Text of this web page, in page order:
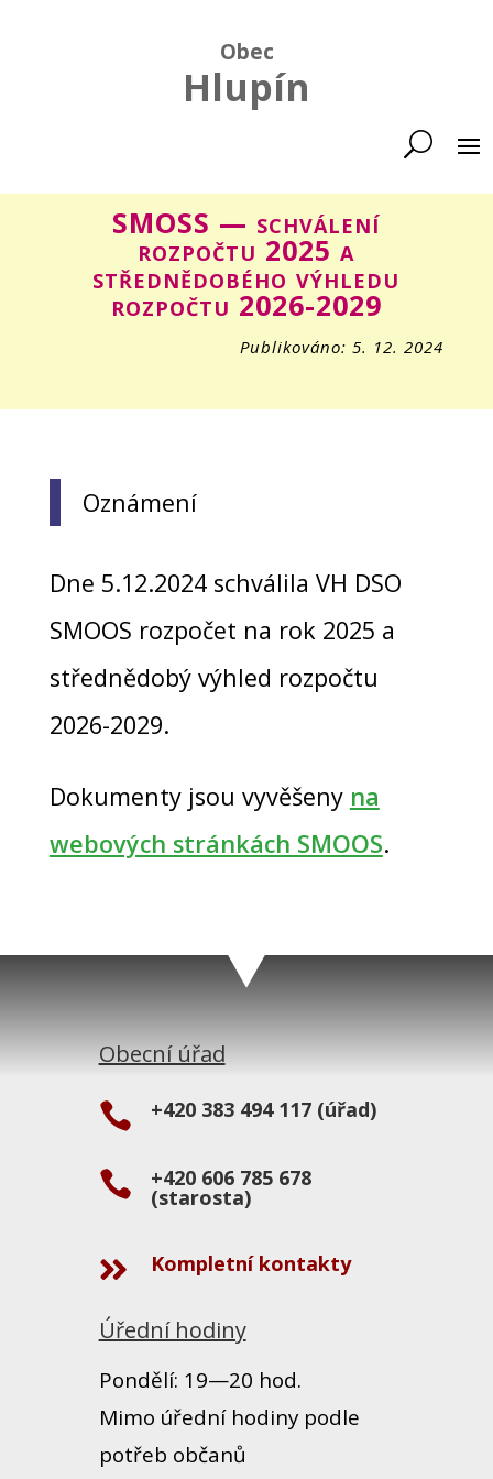
Obec
Hlupín
SMOSS — schválení
rozpočtu 2025 a
střednědobého výhledu
rozpočtu 2026-2029
Publikováno: 5. 12. 2024
Oznámení
Dne 5.12.2024 schválila VH DSO
SMOOS rozpočet na rok 2025 a
střednědobý výhled rozpočtu
2026-2029.
Dokumenty jsou vyvěšeny na
webových stránkách SMOOS.
Obecní úřad
 +420 383 494 117 (úřad)
 +420 606 785 678
(starosta)
 Kompletní kontakty
Úřední hodiny
Pondělí: 19—20 hod.
Mimo úřední hodiny podle
potřeb občanů